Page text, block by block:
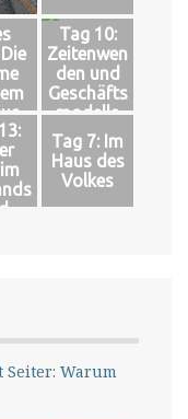
Tag 10:
Zeitenwen
den und
Geschäfts
modelle
Tag 7: Im
Haus des
Volkes
Seiter: Warum